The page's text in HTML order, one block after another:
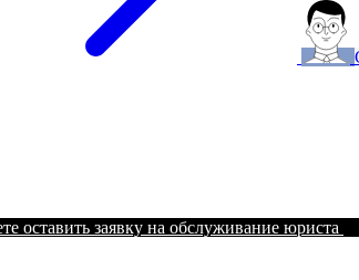
оставить заявку на обслуживание юриста